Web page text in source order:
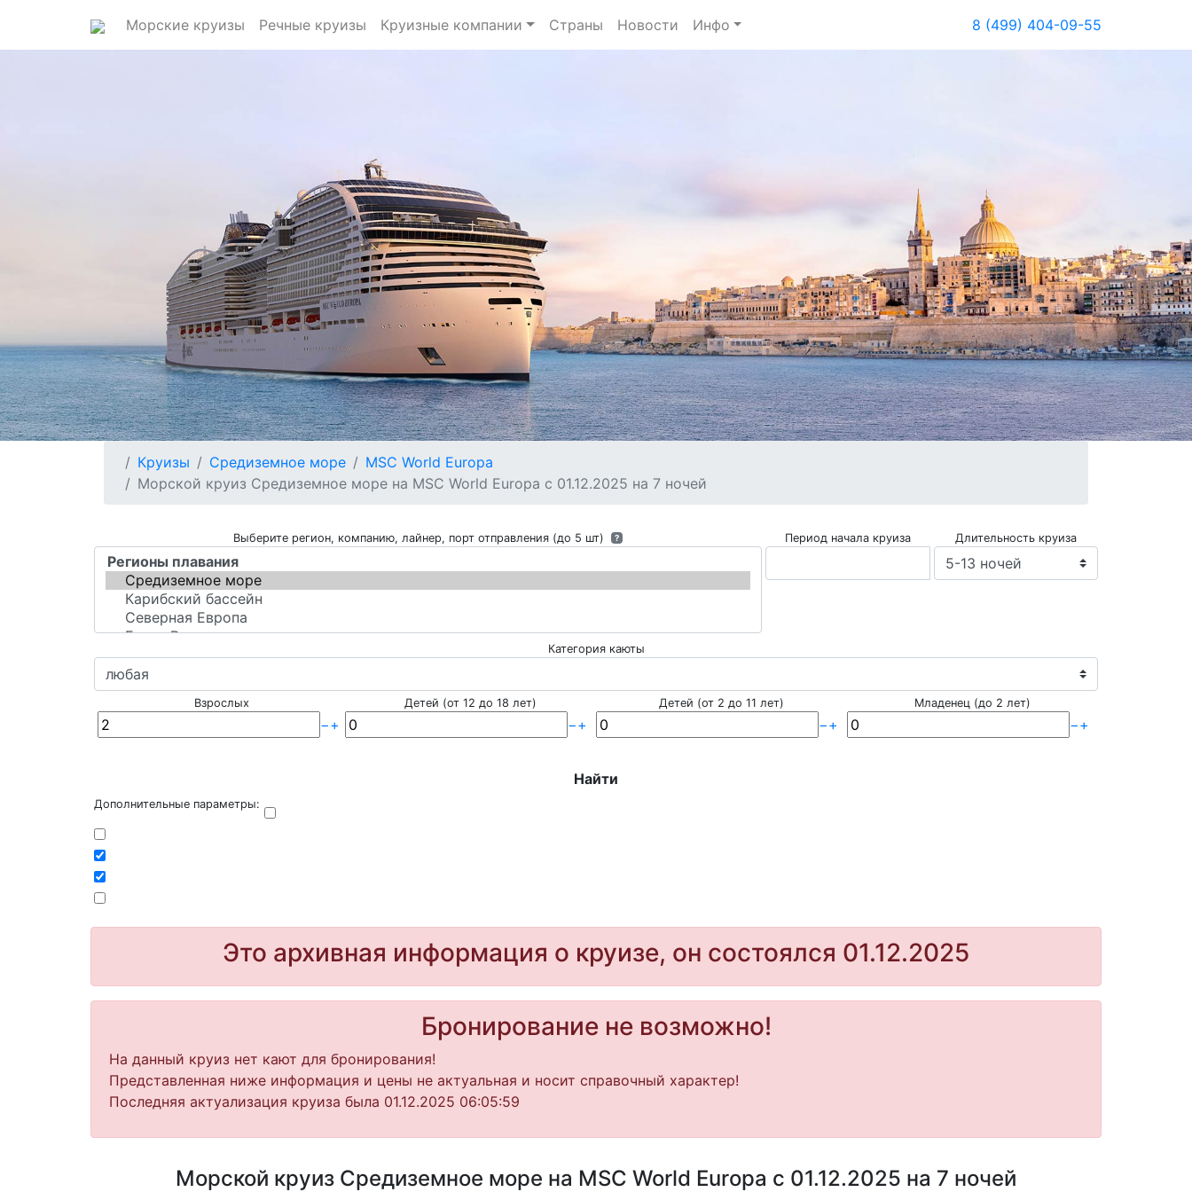
Морские круизы Речные круизы Круизные компании Страны Новости Инфо 8 (499) 404-09-55
Круизы Средиземное море
MSC World Europa
Морской круиз Средиземное море на MSC World Europa с 01.12.2025 на 7 ночей
Выберите регион, компанию, лайнер, порт отправления (до 5 шт) ? Период начала круиза Длительность круиза
Категория каюты
Взрослых
−+
Детей (от 12 до 18 лет)
−+
Детей (от 2 до 11 лет)
−+
Младенец (до 2 лет)
−+
Найти
Дополнительные параметры:
Это архивная информация о круизе, он состоялся 01.12.2025
Бронирование не возможно!
На данный круиз нет кают для бронирования!
Представленная ниже информация и цены не актуальная и носит справочный характер!
Последняя актуализация круиза была 01.12.2025 06:05:59
Морской круиз Средиземное море на MSC World Europa с 01.12.2025 на 7 ночей